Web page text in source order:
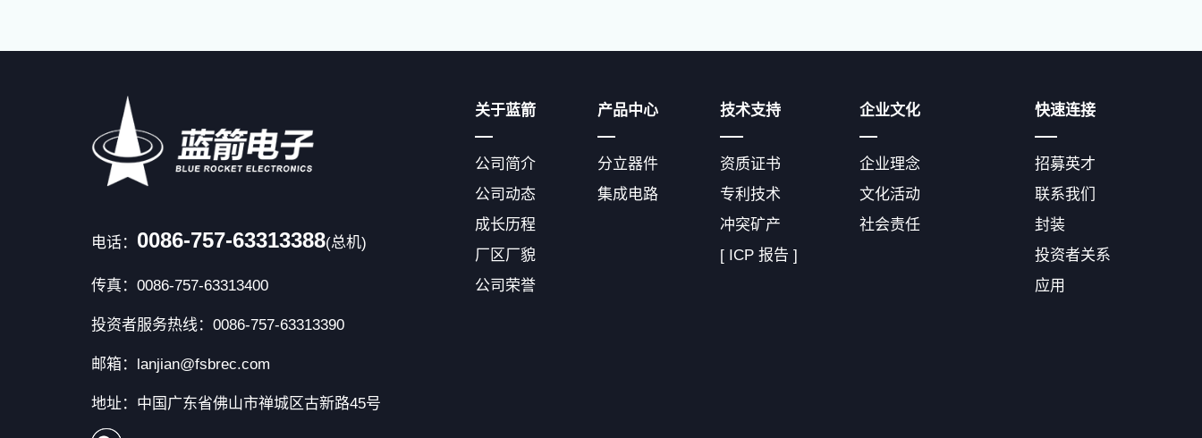
电话： 0086-757-63313388(总机)
传真：0086-757-63313400
投资者服务热线：0086-757-63313390
邮箱：lanjian@fsbrec.com
地址：中国广东省佛山市禅城区古新路45号
关于蓝箭
公司简介
公司动态
成长历程
厂区厂貌
公司荣誉
产品中心
分立器件
集成电路
技术支持
资质证书
专利技术
冲突矿产
[ ICP 报告 ]
企业文化
企业理念
文化活动
社会责任
快速连接
招募英才
联系我们
封装
投资者关系
应用